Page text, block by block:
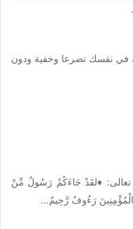
في نفسك تضرعا وخفية ودون
♦️لقَدْ جَاءَكُمْ رَسُولٌ مِّنْ
رَءُوفٌ رَّحِيمٌ…